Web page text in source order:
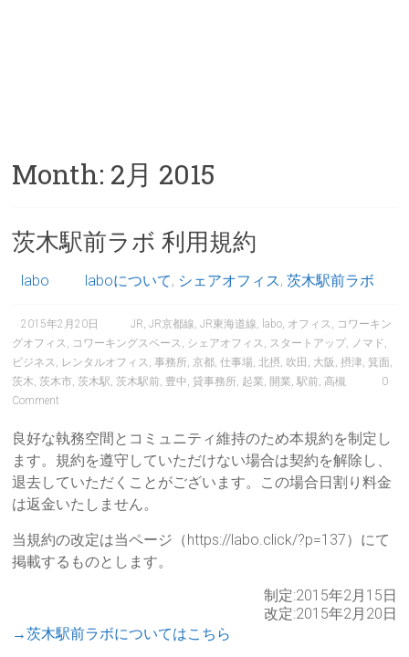
Month: 2月 2015
茨木駅前ラボ 利用規約
labo laboについて, シェアオフィス,茨木駅前ラボ
2015年2月20日 JR,JR京都線,JR東海道線, labo, オフィス , コワーキン
グオフィス , コワーキングスペース , シェアオフィス , スタートアップ, ノマド ,
ビジネス , レンタルオフィス ,事務所, 京都,仕事場,北摂, 吹田 , 大阪 ,摂津,箕面,
茨木,茨木市,茨木駅,茨木駅前, 豊中, 貸事務所, 起業, 開業,駅前,高槻
0
Comment
良好な執務空間とコミュニティ維持のため本規約を制定し
ます。規約を遵守していただけない場合は契約を解除し、
退去していただくことがございます。この場合日割り料金
は返金いたしません。
当規約の改定は当ページ（https://labo.click/?p=137）にて
掲載するものとします。
制定:2015年2月15日
改定:2015年2月20日
→茨木駅前ラボについてはこちら